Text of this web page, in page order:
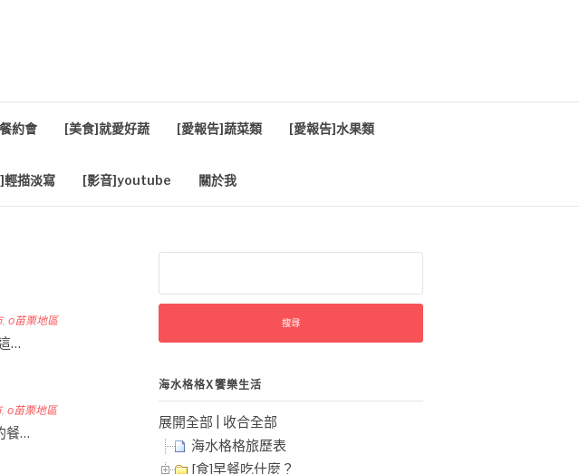
約會 [美食]就愛好蔬 [愛報告]蔬菜類 [愛報告]水果類
輕描淡寫 [影音]youtube 關於我
, o苗栗地區
…
, o苗栗地區
餐…
關
字:
海水格格X饗樂生活
展開全部
收合全部
海水格格旅歷表
[食]早餐吃什麼？